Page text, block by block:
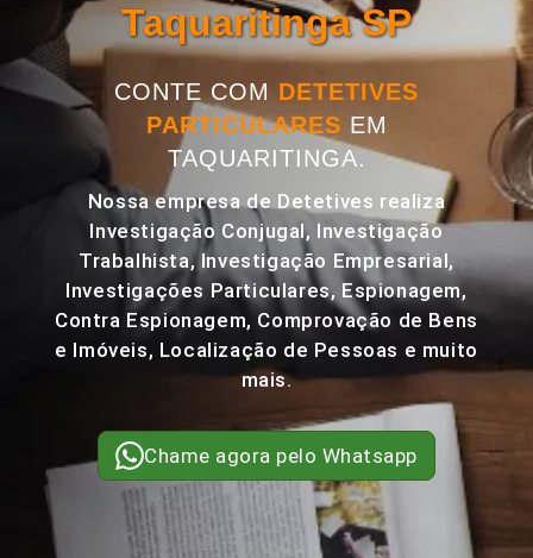
Taquaritinga SP
CONTE COM DETETIVES
PARTICULARES EM
TAQUARITINGA.
Nossa empresa de Detetives realiza
Investigação Conjugal, Investigação
Trabalhista, Investigação Empresarial,
Investigações Particulares, Espionagem,
Contra Espionagem, Comprovação de Bens
e Imóveis, Localização de Pessoas e muito
mais.
Chame agora pelo Whatsapp